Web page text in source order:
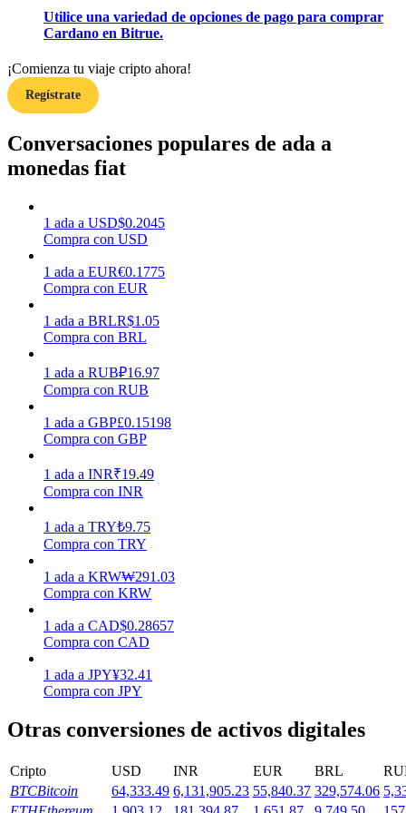
Power Piggy
Gana recompensas competitivas diariamente
Alta rentabilidad y acceso instantáneo
Launchpool
Participación flexible para ganar tokens populares
Utilice una variedad de opciones de pago para comprar
Cardano en Bitrue.
¡Comienza tu viaje cripto ahora!
Regístrate
Conversaciones populares de ada a
monedas fiat
1 ada a USD$0.2045
Compra con USD
1 ada a EUR€0.1775
Compra con EUR
1 ada a BRLR$1.05
Compra con BRL
1 ada a RUB₽16.97
Compra con RUB
1 ada a GBP£0.15198
Compra con GBP
1 ada a INR₹19.49
Compra con INR
1 ada a TRY₺9.75
Compra con TRY
1 ada a KRW₩291.03
Compra con KRW
1 ada a CAD$0.28657
Compra con CAD
1 ada a JPY¥32.41
Compra con JPY
Otras conversiones de activos digitales
Cripto USD INR EUR BRL
BTCBitcoin 64,333.49 6,131,905.23 55,840.37 329,574.06